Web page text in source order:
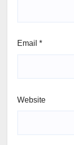
Email *
Website